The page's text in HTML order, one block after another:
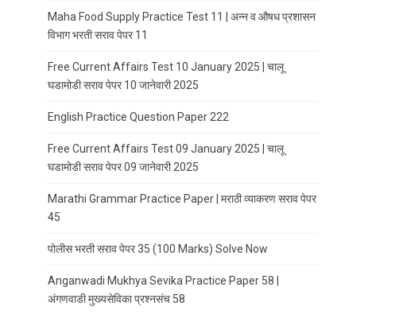
Maha Food Supply Practice Test 11 | अन्न व औषध प्रशासन
विभाग भरती सराव पेपर 11
Free Current Affairs Test 10 January 2025 | चालू
घडामोडी सराव पेपर 10 जानेवारी 2025
English Practice Question Paper 222
Free Current Affairs Test 09 January 2025 | चालू
घडामोडी सराव पेपर 09 जानेवारी 2025
Marathi Grammar Practice Paper | मराठी व्याकरण सराव पेपर
45
पोलीस भरती सराव पेपर 35 (100 Marks) Solve Now
Anganwadi Mukhya Sevika Practice Paper 58 |
अंगणवाडी मुख्यसेविका प्रश्नसंच 58